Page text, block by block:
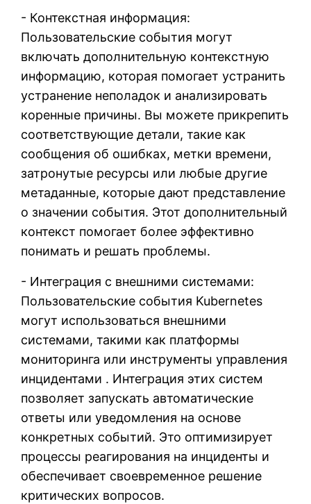
- Контекстная информация:
Пользовательские события могут
включать дополнительную контекстную
информацию, которая помогает устранить
устранение неполадок и анализировать
коренные причины. Вы можете прикрепить
соответствующие детали, такие как
сообщения об ошибках, метки времени,
затронутые ресурсы или любые другие
метаданные, которые дают представление
о значении события. Этот дополнительный
контекст помогает более эффективно
понимать и решать проблемы.
- Интеграция с внешними системами:
Пользовательские события Kubernetes
могут использоваться внешними
системами, такими как платформы
мониторинга или инструменты управления
инцидентами . Интеграция этих систем
позволяет запускать автоматические
ответы или уведомления на основе
конкретных событий. Это оптимизирует
процессы реагирования на инциденты и
обеспечивает своевременное решение
критических вопросов.